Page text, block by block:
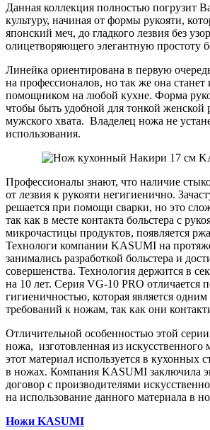
Данная коллекция полностью погрузит
культуру, начиная от формы рукояти,
японский меч, до гладкого лезвия без
олицетворяющего элегантную простоту
Линейка ориентирована в первую
на профессионалов, но так же она
помощником на любой кухне. Форма
чтобы быть удобной для тонкой женской
мужского хвата. Владелец ножа не
использования.
Профессионалы знают, что наличие
от лезвия к рукояти негигиенично.
решается при помощи сварки, но это
так как в месте контакта больстера с
микрочастицы продуктов, появляется
Технологи компании KASUMI на
занимались разработкой больстера и
совершенства. Технология держится в
на 10 лет. Серия VG-10 PRO отличается
гигиеничностью, которая является
требований к ножам, так как они
Отличительной особенностью этой серии
ножа, изготовленная из
этот материал используется в кухонных
в ножах. Компания KASUMI заключила
договор с производителями
на использование данного материала в
Ножи KASUMI